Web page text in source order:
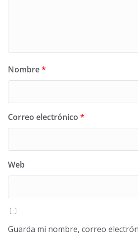
Nombre*
Correo electrónico *
Web
Guarda mi nombre, correo